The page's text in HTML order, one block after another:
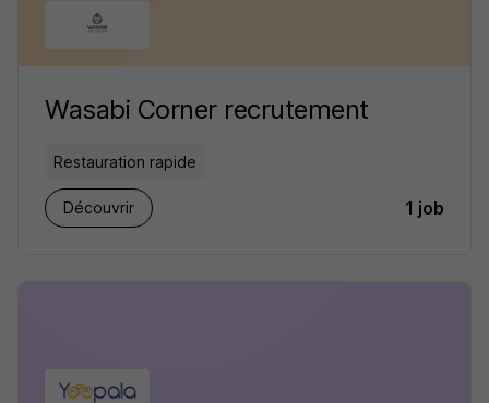
Wasabi Corner recrutement
Restauration rapide
Découvrir 1 job